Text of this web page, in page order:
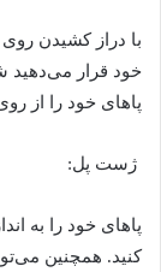
با دراز کشیدن
خود قرار می‌دهید
پا‌های خود را از
ژست پل:
پا‌های خود را به
کنید. همچنین